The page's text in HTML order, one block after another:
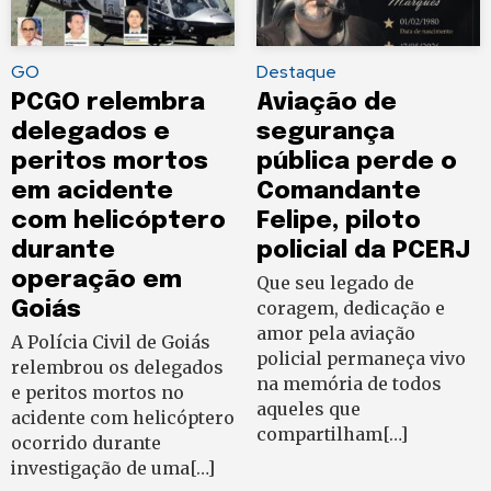
GO
PCGO relembra
delegados e
peritos mortos
em acidente
com helicóptero
durante
operação em
Goiás
A Polícia Civil de Goiás
relembrou os delegados
e peritos mortos no
acidente com helicóptero
ocorrido durante
investigação de uma[…]
Destaque
Aviação de
segurança
pública perde o
Comandante
Felipe, piloto
policial da PCERJ
Que seu legado de
coragem, dedicação e
amor pela aviação
policial permaneça vivo
na memória de todos
aqueles que
compartilham[…]